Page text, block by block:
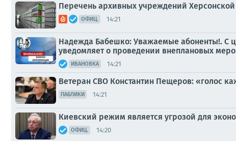
Перечень архивных учреждений
ОФИЦ. 14:21
Надежда Бабешко: Уважаемые абоненты!. С
уведомляет о проведении внеплановых
ИВАНОВКА 14:21
Ветеран СВО Константин Пещеров: «голос
ПАБЛИКИ 14:21
Киевский режим является угрозой для
ОФИЦ. 14:20